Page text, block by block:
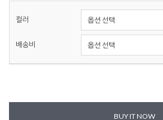
컬러
배송비
BUY IT NOW